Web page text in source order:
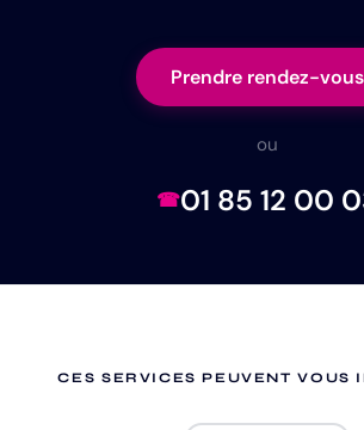
Prendre rendez-vous
ou
01 85 12 00
CES SERVICES PEUVENT VOUS